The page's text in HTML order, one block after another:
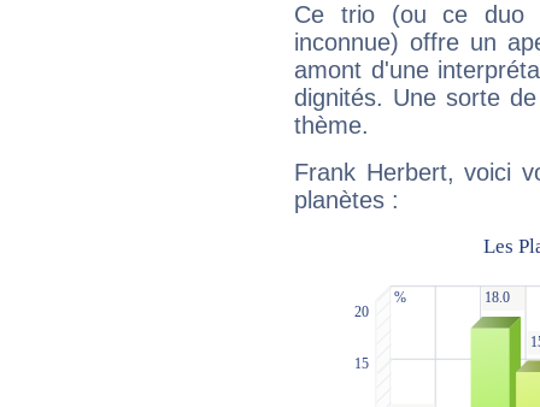
Ce trio (ou ce duo
inconnue) offre un
amont d'une
dignités. Une sorte
thème.
Frank Herbert, voici
planètes :